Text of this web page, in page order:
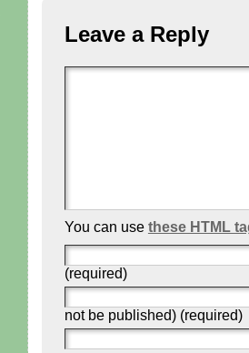
Leave a Reply
You can use these HTML
(required)
not be published) (required)